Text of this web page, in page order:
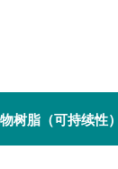
树脂（可持续性）